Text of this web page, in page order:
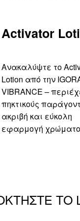
Activator
Ανακαλύψτε το
Lotion από την
VIBRANCE –
πηκτικούς
ακριβή και εύκολη
εφαρμογή
ΤΟ